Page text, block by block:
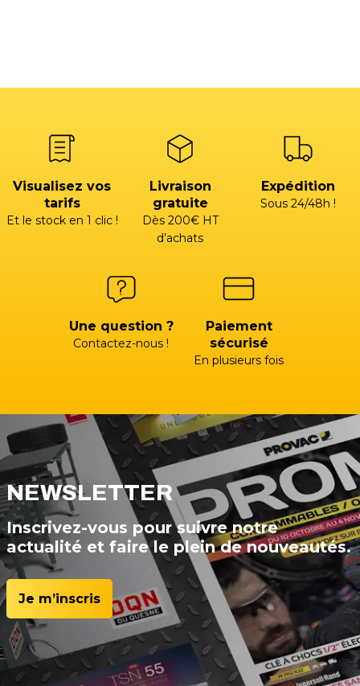
Visualisez vos
tarifs
Et le stock en 1 clic !
Livraison
gratuite
Dès 200€ HT
d’achats
Expédition
Sous 24/48h !
Une question ?
Contactez-nous !
Paiement
sécurisé
En plusieurs fois
NEWSLETTER
Inscrivez-vous pour suivre notre
actualité et faire le plein de nouveautés.
Je m’inscris